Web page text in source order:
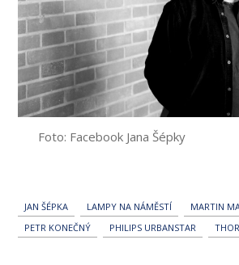
Foto: Facebook Jana Šépky
JAN ŠÉPKA LAMPY NA NÁMĚSTÍ
MARTIN
PETR KONEČNÝ
PHILIPS URBANSTAR